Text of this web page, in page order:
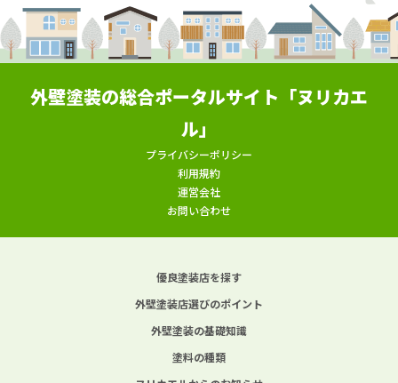
外壁塗装の総合ポータルサイト「ヌリカエ
ル」
プライバシーポリシー
利用規約
運営会社
お問い合わせ
優良塗装店を探す
外壁塗装店選びのポイント
外壁塗装の基礎知識
塗料の種類